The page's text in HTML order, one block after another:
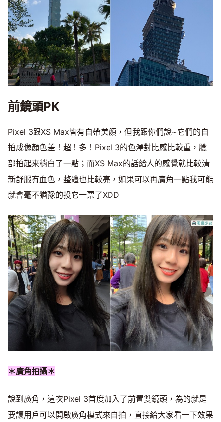
前鏡頭PK
Pixel 3跟XS Max皆有自帶美顏，但我跟你們說~它們的自
拍成像顏色差！超！多！Pixel 3的色澤對比感比較重，臉
部拍起來稍白了一點；而XS Max的話給人的感覺就比較清
新舒服有血色，整體也比較亮，如果可以再廣角一點我可能
就會毫不猶豫的投它一票了XDD
＊廣角拍攝＊
說到廣角，這次Pixel 3首度加入了前置雙鏡頭，為的就是
要讓用戶可以開啟廣角模式來自拍，直接給大家看一下效果